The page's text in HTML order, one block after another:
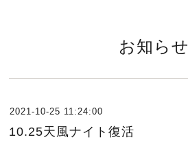
お知らせ
2021-10-25 11:24:00
10.25天風ナイト復活